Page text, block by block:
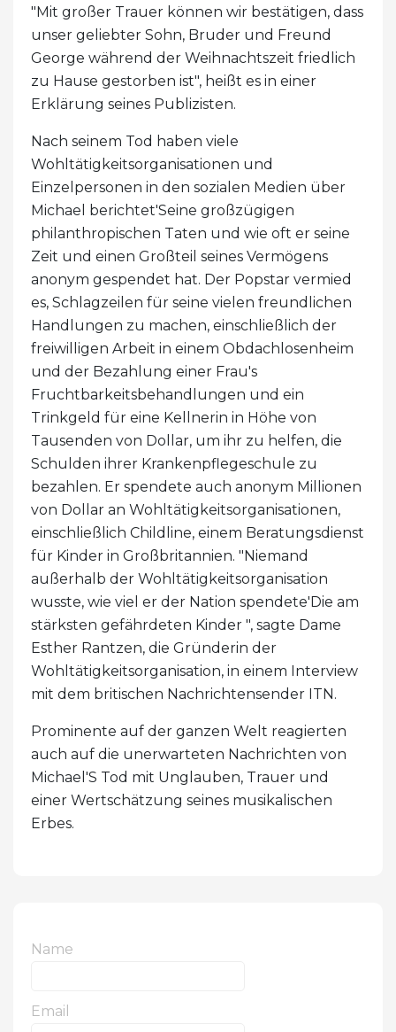
"Mit großer Trauer können wir bestätigen, dass
unser geliebter Sohn, Bruder und Freund
George während der Weihnachtszeit friedlich
zu Hause gestorben ist", heißt es in einer
Erklärung seines Publizisten.
Nach seinem Tod haben viele
Wohltätigkeitsorganisationen und
Einzelpersonen in den sozialen Medien über
Michael berichtet'Seine großzügigen
philanthropischen Taten und wie oft er seine
Zeit und einen Großteil seines Vermögens
anonym gespendet hat. Der Popstar vermied
es, Schlagzeilen für seine vielen freundlichen
Handlungen zu machen, einschließlich der
freiwilligen Arbeit in einem Obdachlosenheim
und der Bezahlung einer Frau's
Fruchtbarkeitsbehandlungen und ein
Trinkgeld für eine Kellnerin in Höhe von
Tausenden von Dollar, um ihr zu helfen, die
Schulden ihrer Krankenpflegeschule zu
bezahlen. Er spendete auch anonym Millionen
von Dollar an Wohltätigkeitsorganisationen,
einschließlich Childline, einem Beratungsdienst
für Kinder in Großbritannien. "Niemand
außerhalb der Wohltätigkeitsorganisation
wusste, wie viel er der Nation spendete'Die am
stärksten gefährdeten Kinder ", sagte Dame
Esther Rantzen, die Gründerin der
Wohltätigkeitsorganisation, in einem Interview
mit dem britischen Nachrichtensender ITN.
Prominente auf der ganzen Welt reagierten
auch auf die unerwarteten Nachrichten von
Michael'S Tod mit Unglauben, Trauer und
einer Wertschätzung seines musikalischen
Erbes.
Name
Email